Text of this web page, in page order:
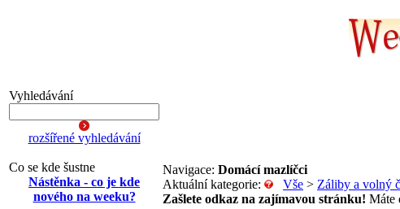
Vyhledávání
rozšířené vyhledávání
Co se kde šustne
Nástěnka - co je kde
nového na weeku?
Navigace: Domácí mazlíčci
Aktuální kategorie:
Vše > Záliby a volný
Zašlete odkaz na zajímavou stránku! Máte